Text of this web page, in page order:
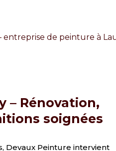
– Rénovation,
soignées
Devaux Peinture intervient